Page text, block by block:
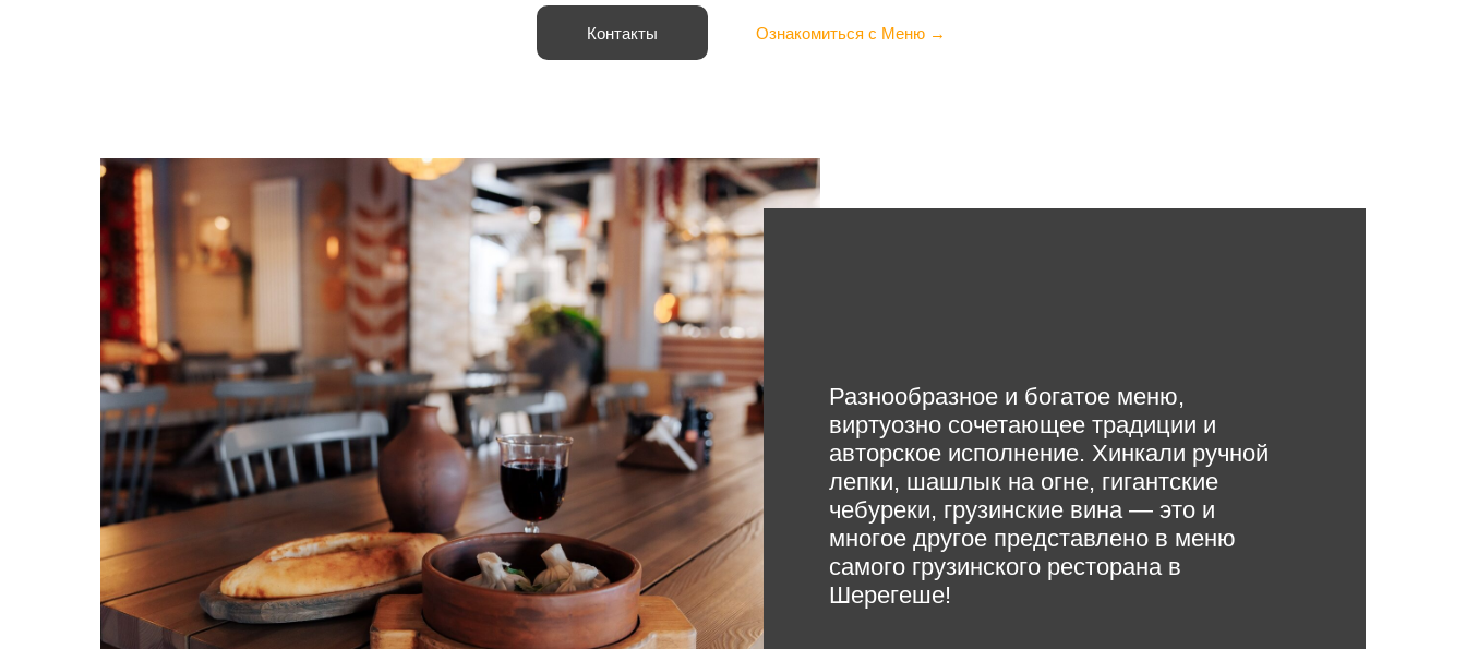
Контакты Ознакомиться с Меню →
Разнообразное и богатое меню,
виртуозно сочетающее традиции и
авторское исполнение. Хинкали ручной
лепки, шашлык на огне, гигантские
чебуреки, грузинские вина — это и
многое другое представлено в меню
самого грузинского ресторана в
Шерегеше!